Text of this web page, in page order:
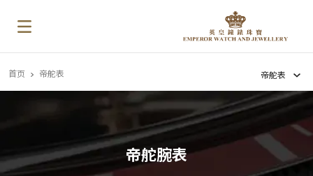
首页 帝舵表 帝舵表
帝舵腕表